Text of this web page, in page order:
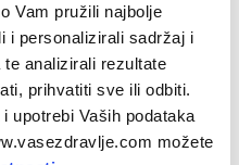
Vam pružili najbolje
i personalizirali sadržaj i
analizirali rezultate
prihvatiti sve ili odbiti.
upotrebi Vaših podataka
možete
- naše omiljene
njihov utjecaj na
pravilno održavati
li svladati pravilno